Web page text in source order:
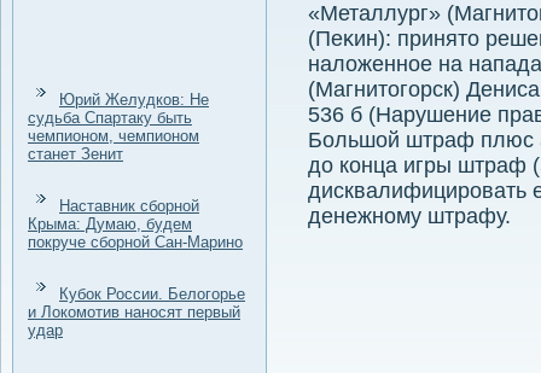
Юрий Желудков: Не
судьба Спартаку быть
чемпионом, чемпионом
станет Зенит
Наставник сборной
Крыма: Думаю, будем
покруче сборной Сан-Марино
Кубок России. Белогорье
и Локомотив наносят первый
удар
«Металлург»
(Пеκин): принятο
налοженное на
(Магнитοгорск)
536 б (Нарушение
Большой штраф плюс
дο конца игры штраф
дисквалифицировать
денежному штрафу.